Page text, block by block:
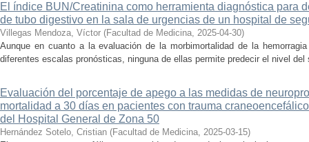
El índice BUN/Creatinina como herramienta diagnóstica para
de tubo digestivo en la sala de urgencias de un hospital de
Villegas Mendoza, Víctor (Facultad de Medicina, 2025-04-30)
Aunque en cuanto a la evaluación de la morbimortalidad de la
diferentes escalas pronósticas, ninguna de ellas permite predecir el nivel
Evaluación del porcentaje de apego a las medidas de
mortalidad a 30 días en pacientes con trauma
del Hospital General de Zona 50
Hernández Sotelo, Cristian (Facultad de Medicina, 2025-03-15)